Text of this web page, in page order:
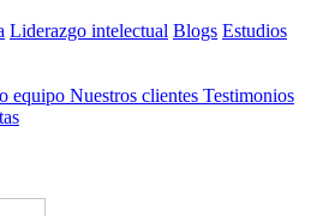
Liderazgo intelectual Blogs Estudios
equipo Nuestros clientes Testimonios